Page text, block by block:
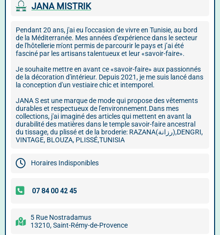
JANA MISTRIK
Pendant 20 ans, j'ai eu l'occasion de vivre en Tunisie, au bord
de la Méditerranée. Mes années d'expérience dans le secteur
de l'hôtellerie m'ont permis de parcourir le pays et j’ai été
fasciné par les artisans talentueux et leur «savoir-faire».
Je souhaite mettre en avant ce «savoir-faire» aux passionnés
de la décoration d'intérieur. Depuis 2021, je me suis lancé dans
la conception d'un vestiaire chic et intemporel.
JANA S est une marque de mode qui propose des vêtements
durables et respectueux de l'environnement.Dans mes
collections, j'ai imaginé des articles qui mettent en avant la
durabilité des matières dans le temple savoir-faire ancestral
du tissage, du plissé et de la broderie: RAZANA(رزانة),DENGRI,
VINTAGE, BLOUZA, PLISSÉ,TUNISIA
Horaires Indisponibles
5 Rue Nostradamus
13210, Saint-Rémy-de-Provence